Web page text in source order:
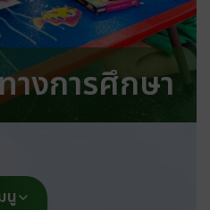
งการศึกษา
นู